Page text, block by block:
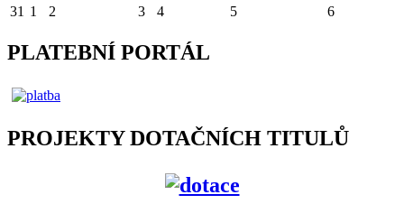
31 1 2 3 4 5 6
PLATEBNÍ PORTÁL
PROJEKTY DOTAČNÍCH TITULŮ